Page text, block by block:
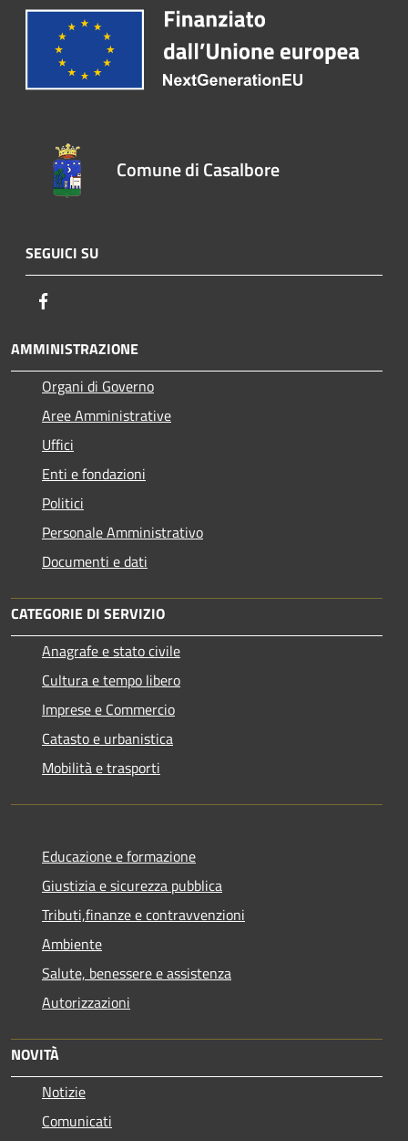
Comune di Casalbore
SEGUICI SU
AMMINISTRAZIONE
Organi di Governo
Aree Amministrative
Uffici
Enti e fondazioni
Politici
Personale Amministrativo
Documenti e dati
CATEGORIE DI SERVIZIO
Anagrafe e stato civile
Cultura e tempo libero
Imprese e Commercio
Catasto e urbanistica
Mobilità e trasporti
Educazione e formazione
Giustizia e sicurezza pubblica
Tributi,finanze e contravvenzioni
Ambiente
Salute, benessere e assistenza
Autorizzazioni
NOVITÀ
Notizie
Comunicati